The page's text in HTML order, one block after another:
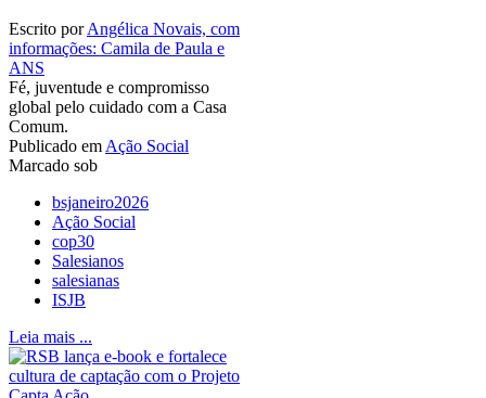
Escrito porAngélica Novais, com
informações: Camila de Paula e
ANS
Fé, juventude e compromisso
global pelo cuidado com a Casa
Comum.
Publicado em Ação Social
Marcado sob
bsjaneiro2026
Ação Social
cop30
Salesianos
salesianas
ISJB
Leia mais ...